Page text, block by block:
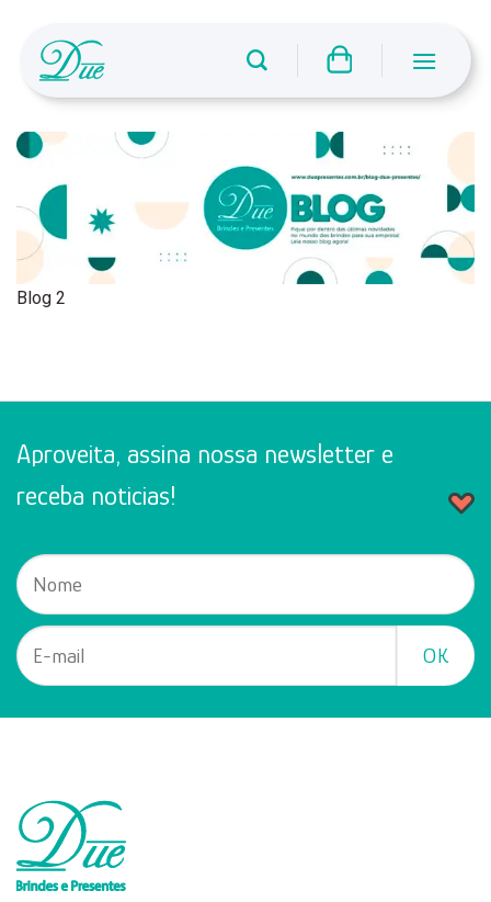
content
Blog 2
Aproveita, assina nossa newsletter e
receba noticias!